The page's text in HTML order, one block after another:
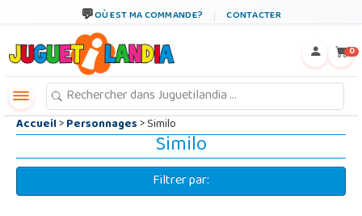
OÙ EST MA COMMANDE? CONTACTER
0
Accueil>Personnages> Similo
Similo
Filtrer par: